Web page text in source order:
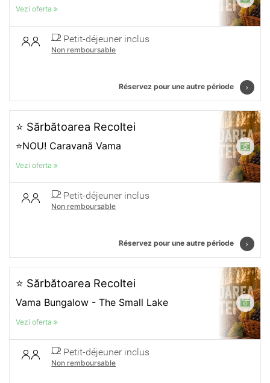
Vezi oferta
Petit-déjeuner inclus
Non remboursable
Réservez pour une autre période
⭐ Sărbătoarea Recoltei
⭐NOU! Caravană Vama
Vezi oferta
Petit-déjeuner inclus
Non remboursable
Réservez pour une autre période
⭐ Sărbătoarea Recoltei
Vama Bungalow - The Small Lake
Vezi oferta
Petit-déjeuner inclus
Non remboursable